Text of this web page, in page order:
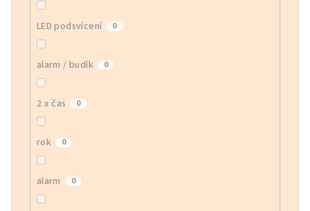
LED podsvícení 0
alarm / budík 0
2 x čas 0
rok 0
alarm 0